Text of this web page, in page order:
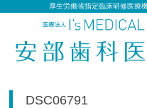
厚生労働省指定臨床研修医療
DSC06791